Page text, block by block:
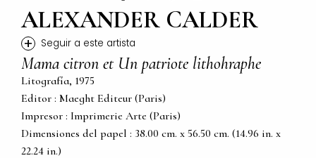
ALEXANDER CALDER
+ Seguir a este artista
Mama citron et Un patriote lithohraphe
Litografía, 1975
Editor : Maeght Editeur (Paris)
Impresor : Imprimerie Arte (Paris)
Dimensiones del papel : 38.00 cm. x 56.50 cm. (14.96 in. x
22.24 in.)